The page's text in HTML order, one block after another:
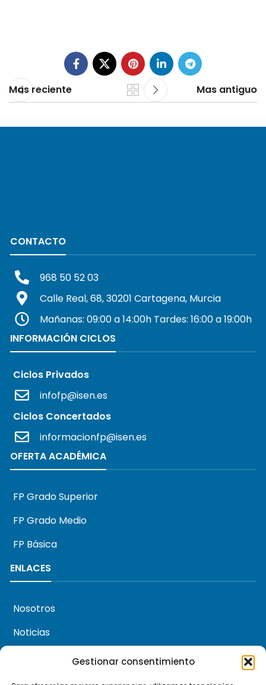
Gestionar consentimiento
Mas reciente Mas antiguo
CONTACTO
968 50 52 03
Calle Real, 68, 30201 Cartagena, Murcia
Mañanas: 09:00 a 14:00h Tardes: 16:00 a 19:00h
INFORMACIÓN CICLOS
Ciclos Privados
infofp@isen.es
Ciclos Concertados
informacionfp@isen.es
OFERTA ACADÉMICA
FP Grado Superior
FP Grado Medio
FP Básica
ENLACES
Nosotros
Noticias
About us